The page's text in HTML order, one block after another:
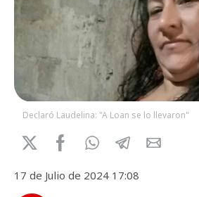
Declaró Laudelina: "A Loan se lo llevaron"
17 de Julio de 2024 17:08